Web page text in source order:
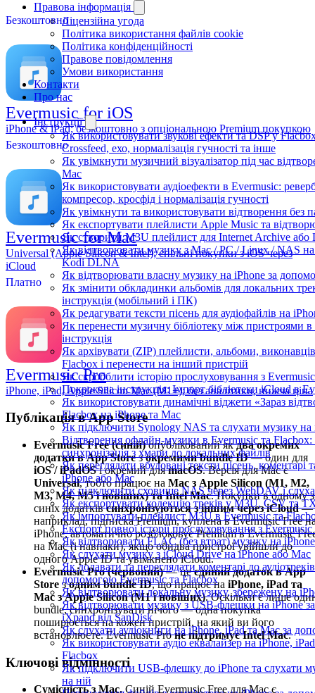
Правова інформація
Ліцензійна угода
Політика використання файлів cookie
Політика конфіденційності
Правове повідомлення
Умови використання
Контакти
Про нас
Інструкції
Як використовувати звукові ефекти та DSP у
Crossfeed, ехо, нормалізація гучності та інше
Як увімкнути музичний візуалізатор під час
Mac
Як використовувати аудіоефекти в Evermusic:
компресор, кросфід і нормалізація гучності
Як увімкнути та використовувати відтворення без
Як експортувати плейлисти Apple Music та
Як створити M3U плейлист для Internet Archive
Як відтворювати музику з Mac / PC / Linux / NAS
Kodi DLNA
Як відтворювати власну музику на iPhone за
Як змінити обкладинки альбомів для локальних
інструкція (мобільний і ПК)
Як редагувати тексти пісень для аудіофайлів на
Як перенести музичну бібліотеку між пристроями
інструкція
Як архівувати (ZIP) плейлисти, альбоми,
Flacbox і перенести на інший пристрій
Як скробблити історію прослуховування з
Покрокова інструкція: Імпорт бібліотеки iCloud в
Як використовувати динамічні віджети «Зараз
Flacbox на iPhone та Mac
Як підключити Synology NAS та слухати музику на
Відтворення офлайн-музики в Evermusic та Flacbox:
синхронізація з хмари до локальних файлів
Як переглядати вбудовані тексти пісень,
iPhone або Mac
Як підключити сховище NAS через WebDAV і
Як експортувати колекцію треків у M3U, CSV та
Як імпортувати плейлист M3U в Evermusic та
Експорт повної історії прослуховування з
Як відтворювати FLAC (без втрат) музику на iPhone
Як слухати музику з iCloud Drive на iPhone або Mac
Як додавати та переглядати коментарі до
допомогою Evermusic та Flacbox
Як відтворювати локальну музику, збережену на
Як відтворювати музику з USB-флешки на iPhone
iXpand від SanDisk
Як слухати аудіокниги на iPhone, iPad та Mac за
Як використовувати аудіо еквалайзер на iPhone,
Flacbox
Як підключити USB-флешку до iPhone та слухати
на ній
Evermusic for iOS
iPhone & iPad; безкоштовно з опціональною Premium покупкою
Безкоштовно
Evermusic for Mac
Universal (Apple Silicon & Intel); спільні покупки з iOS через
iCloud
Безкоштовно
Evermusic Pro
iPhone, iPad, Apple Silicon Mac (M1+); без аналітики, нижча ціна
Платно
Публікація в App Store
Evermusic Free (синій)опублікований якдва окремих
додатки в App Storeзокремими bundle ID— один для
iOS / iPadOSі окремий дляmacOS. Версія для Mac є
Universal, тобто працює на Mac з Apple Silicon (M1, M2,
M3, M4, M5 і новіших) та Intel Mac. Покупки в одному з
синіх додатківсинхронізуються з іншим через iCloud—
наприклад, підписка Premium, куплена в Evermusic Free
iPhone, автоматично розблоковує Premium в Evermusic
на Mac (і навпаки), якщо обидва пристрої увійшли до
одного Apple ID та увімкнено iCloud.
Evermusic Pro (червоний)— цеєдиний додаток в App
Store зодним bundle ID, що працює на iPhone, iPad та
Mac з Apple Silicon (M1 і новіших). Оскільки є лише
bundle, синхронізувати нічого — одна покупка
поширюється на кожен пристрій, на який ви його
встановлюєте. Evermusic Proне підтримує Intel Mac.
Ключові відмінності
Сумісність з Mac.Синій Evermusic Free для Mac є